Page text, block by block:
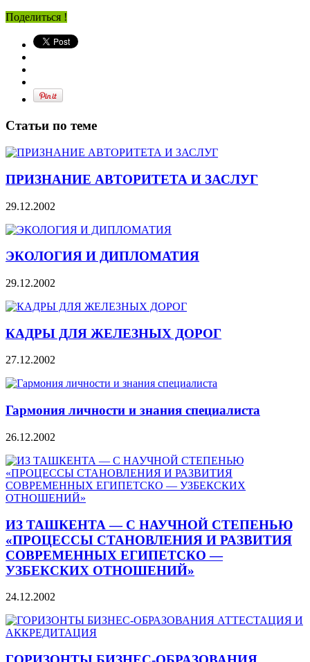
Поделиться !
Статьи по теме
ПРИЗНАНИЕ АВТОРИТЕТА И ЗАСЛУГ
29.12.2002
ЭКОЛОГИЯ И ДИПЛОМАТИЯ
29.12.2002
КАДРЫ ДЛЯ ЖЕЛЕЗНЫХ ДОРОГ
27.12.2002
Гармония личности и знания специалиста
26.12.2002
ИЗ ТАШКЕНТА — С НАУЧНОЙ СТЕПЕНЬЮ
«ПРОЦЕССЫ СТАНОВЛЕНИЯ И РАЗВИТИЯ
СОВРЕМЕННЫХ ЕГИПЕТСКО —
УЗБЕКСКИХ ОТНОШЕНИЙ»
24.12.2002